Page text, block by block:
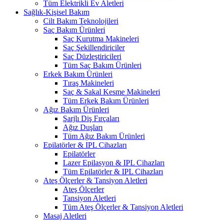
Tüm Elektrikli Ev Aletleri
Sağlık-Kişisel Bakım
Cilt Bakım Teknolojileri
Saç Bakım Ürünleri
Saç Kurutma Makineleri
Saç Şekillendiriciler
Saç Düzleştiricileri
Tüm Saç Bakım Ürünleri
Erkek Bakım Ürünleri
Tıraş Makineleri
Saç & Sakal Kesme Makineleri
Tüm Erkek Bakım Ürünleri
Ağız Bakım Ürünleri
Şarjlı Diş Fırçaları
Ağız Duşları
Tüm Ağız Bakım Ürünleri
Epilatörler & IPL Cihazları
Epilatörler
Lazer Epilasyon & IPL Cihazları
Tüm Epilatörler & IPL Cihazları
Ateş Ölçerler & Tansiyon Aletleri
Ateş Ölçerler
Tansiyon Aletleri
Tüm Ateş Ölçerler & Tansiyon Aletleri
Masaj Aletleri